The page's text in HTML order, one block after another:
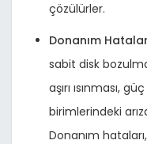
çözülürler.
Donanım
sabit disk
aşırı ısınması,
birimlerindeki
Donanım